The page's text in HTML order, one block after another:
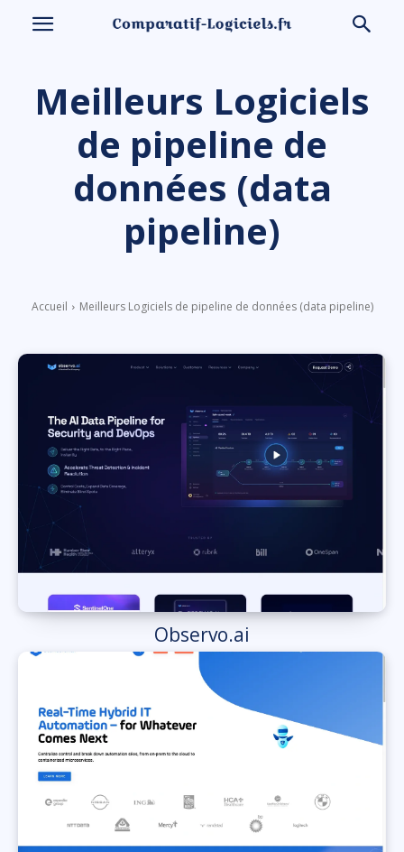
Meilleurs Logiciels
de pipeline de
données (data
pipeline)
Accueil Meilleurs Logiciels de pipeline de données (data pipeline)
Observo.ai